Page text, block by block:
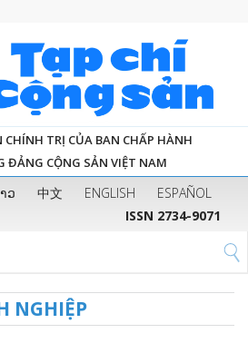
CHÍNH TRỊ CỦA BAN CHẤP HÀNH
ĐẢNG CỘNG SẢN VIỆT NAM
ວ 中文 ENGLISH
ESPAÑOL
ISSN 2734-9071
NGHIỆP